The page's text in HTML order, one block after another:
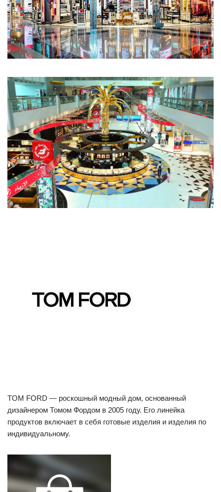
TOM FORD — роскошный модный дом, основанный
дизайнером Томом Фордом в 2005 году. Его линейка
продуктов включает в себя готовые изделия и изделия по
индивидуальному.